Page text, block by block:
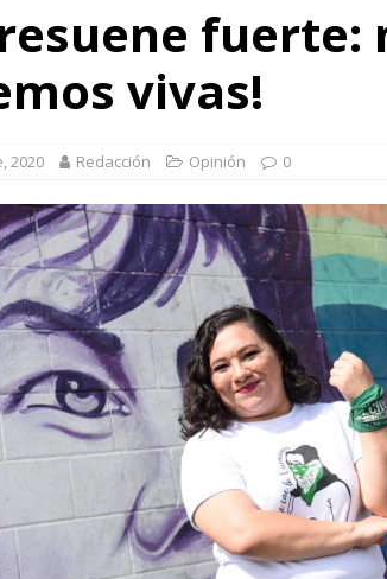
resuene fuerte:
vivas!
2020 Redacción Opinión 0